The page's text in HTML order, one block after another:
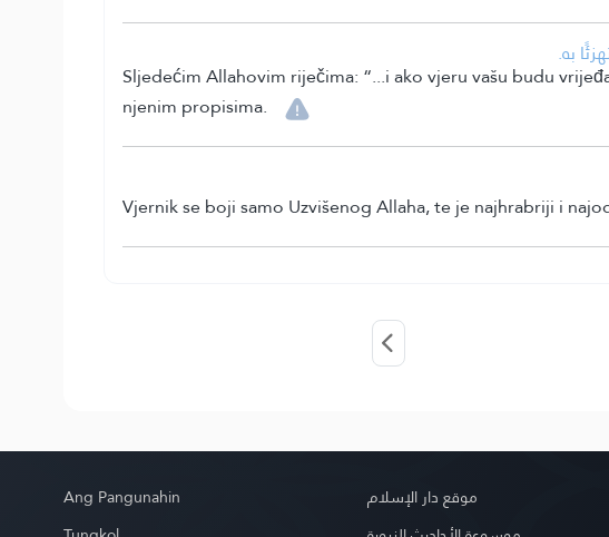
به.
Sljedećim Allahovim riječima: “...i ako vjeru vašu budu
njenim propisima.
Vjernik se boji samo Uzvišenog Allaha, te je najhrabriji i
Ang Pangunahin
موقع دار الإسلام